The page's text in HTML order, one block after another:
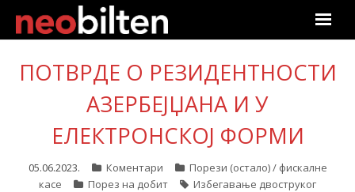
Почетна
Претрага
Актуелно
Подаци
ПОТВРДЕ О РЕЗИДЕНТНОСТИ
АЗЕРБЕЈЏАНА И У
ЕЛЕКТРОНСКОЈ ФОРМИ
05.06.2023. Коментари
Порези (остало) / фискалне
касе
Порез на добит
Избегавање двоструког